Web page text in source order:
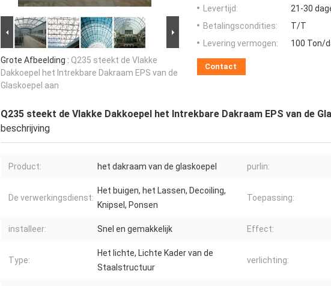
Grote Afbeelding : Q235 steekt de Vlakke
Dakkoepel het Intrekbare Dakraam EPS van de
Glaskoepel aan
Levertijd:
21-30
Betalingscondities:
T/T
Levering vermogen:
100 Ton/
Contact
Q235 steekt de Vlakke Dakkoepel het Intrekbare Dakraam EPS van de
beschrijving
Product: het dakraam van de glaskoepel purlin:
De verwerkingsdienst:
Het buigen, het Lassen, Decoiling,
Knipsel, Ponsen
Toepassing:
installeer: Snel en gemakkelijk Effect:
Type:
Het lichte, Lichte Kader van de
Staalstructuur
verlichting: